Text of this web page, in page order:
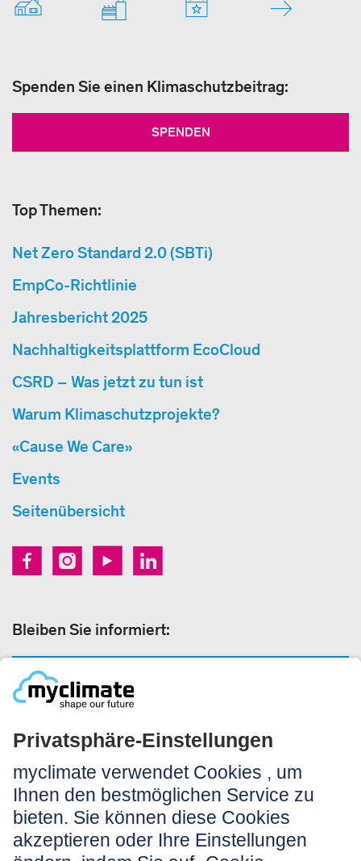
Spenden Sie einen Klimaschutzbeitrag:
SPENDEN
Top Themen:
Net Zero Standard 2.0 (SBTi)
EmpCo-Richtlinie
Jahresbericht 2025
Nachhaltigkeitsplattform EcoCloud
CSRD – Was jetzt zu tun ist
Warum Klimaschutzprojekte?
«Cause We Care»
Events
Seitenübersicht
Bleiben Sie informiert:
Rechtliches:
Impressum
Nutzungshinweis